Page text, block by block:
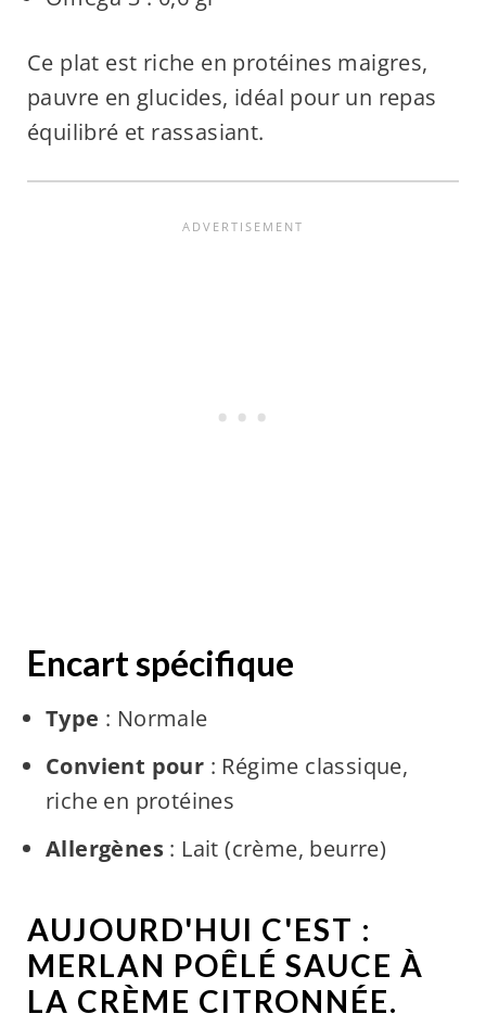
Ce plat est riche en protéines maigres,
pauvre en glucides, idéal pour un repas
équilibré et rassasiant.
Encart spécifique
Type : Normale
Convient pour : Régime classique,
riche en protéines
Allergènes: Lait (crème, beurre)
AUJOURD'HUI C'EST :
MERLAN POÊLÉ SAUCE À
LA CRÈME CITRONNÉE.